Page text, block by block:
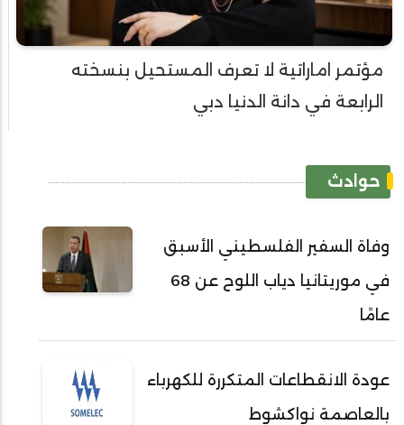
مؤتمر اماراتية لا تعرف المستحيل بنسخته
الرابعة في دانة الدنيا دبي
حوادث
وفاة السفير الفلسطيني الأسبق
في موريتانيا دياب اللوح عن 68
عامًا
عودة الانقطاعات المتكررة للكهرباء
بالعاصمة نواكشوط